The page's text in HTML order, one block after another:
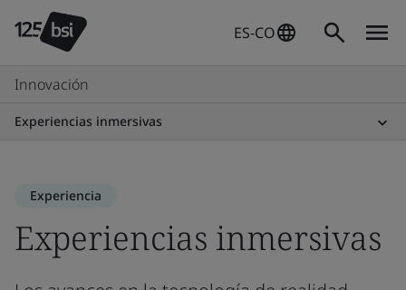
ES-CO
Innovación
Experiencias inmersivas
Experiencia
Experiencias inmersivas